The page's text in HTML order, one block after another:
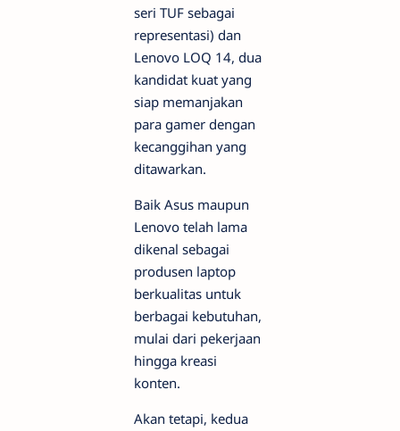
seri TUF sebagai
representasi) dan
Lenovo LOQ 14, dua
kandidat kuat yang
siap memanjakan
para gamer dengan
kecanggihan yang
ditawarkan.
Baik Asus maupun
Lenovo telah lama
dikenal sebagai
produsen laptop
berkualitas untuk
berbagai kebutuhan,
mulai dari pekerjaan
hingga kreasi
konten.
Akan tetapi, kedua